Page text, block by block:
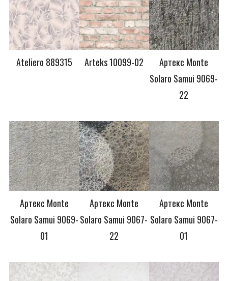
Stenova».
Обои на флизелиновой основе под покраску и
стеклообои
Фотообои
child
menu
СОПУТСТВУЮЩИЕ
Expand
child
menu
ПОТОЛОЧНЫЙ ДЕКОР
Expand
child
menu
ПАНЕЛИ И ФАРТУКИ ПВХ
Expand
child
menu
Ateliero 889315 Arteks 10099-02
Артекс Monte
Solaro Samui 9069-
22
Артекс Monte
Solaro Samui 9069-
01
Артекс Monte
Solaro Samui 9067-
22
Артекс Monte
Solaro Samui 9067-
01